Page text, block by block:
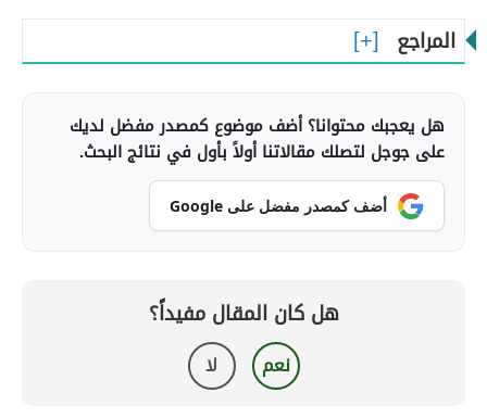
المراجع
هل يعجبك محتوانا؟ أضف موضوع كمصدر مفضل لديك
على جوجل لتصلك مقالاتنا أولاً بأول في نتائج البحث.
أضف كمصدر مفضل على Google
هل كان المقال مفيداً؟
نعم لا